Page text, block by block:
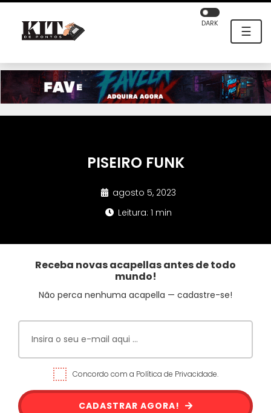
☰
DARK
PISEIRO FUNK
agosto 5, 2023
Leitura: 1 min
Receba novas acapellas antes de todo
mundo!
Não perca nenhuma acapella — cadastre-se!
Concordo com a Política de Privacidade.
CADASTRAR AGORA!